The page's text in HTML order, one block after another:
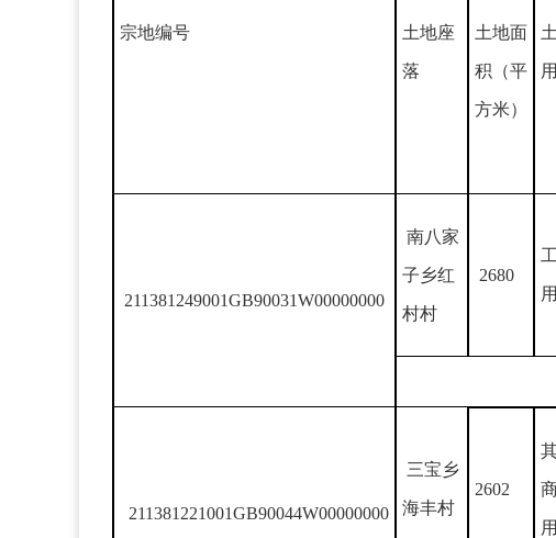
宗地编号 土地座
落
土地面
积（平
方米）
211381249001GB90031W00000000
南八家
子乡红
村村
2680
211381221001GB90044W00000000
三宝乡
海丰村
2602